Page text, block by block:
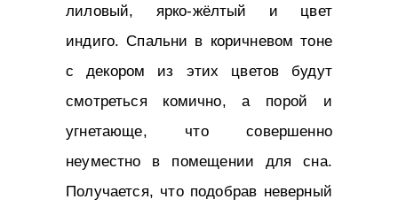
лиловый, ярко-жёлтый и цвет
индиго. Спальни в коричневом тоне
с декором из этих цветов будут
смотреться комично, а порой и
угнетающе, что совершенно
неуместно в помещении для сна.
Получается, что подобрав неверный